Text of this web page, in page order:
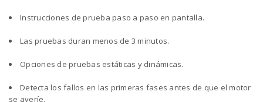
Instrucciones de prueba paso a paso en pantalla.
Las pruebas duran menos de 3 minutos.
Opciones de pruebas estáticas y dinámicas.
Detecta los fallos en las primeras fases antes de que el motor
se averíe.